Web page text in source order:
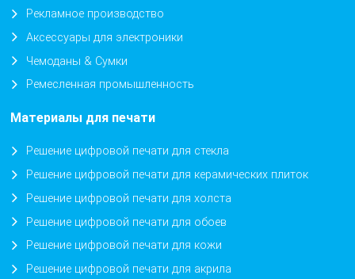
Рекламное производство
Аксессуары для электроники
Чемоданы & Сумки
Ремесленная промышленность
Материалы для печати
Решение цифровой печати для стекла
Решение цифровой печати для керамических плиток
Решение цифровой печати для холста
Решение цифровой печати для обоев
Решение цифровой печати для кожи
Решение цифровой печати для акрила